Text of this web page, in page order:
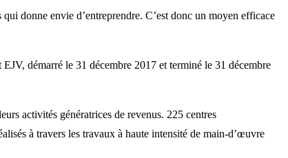
donne envie d’entreprendre. C’est donc un moyen efficace
démarré le 31 décembre 2017 et terminé le 31 décembre
activités génératrices de revenus. 225 centres
à travers les travaux à haute intensité de main-d’œuvre